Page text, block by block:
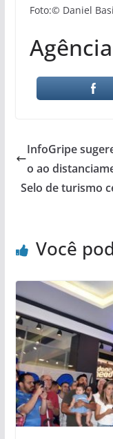
Foto:© Daniel
InfoGripe
o ao
Selo de turismo
Você